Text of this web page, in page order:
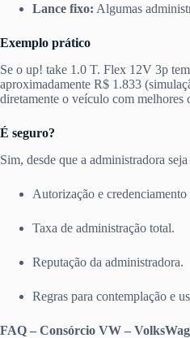
Lance fixo: Algumas
Exemplo prático
Se o up! take 1.0 T. Flex 12V 3p
aproximadamente R$ 1.833
diretamente o veículo com melhores
É seguro?
Sim, desde que a administradora
Autorização e credenciamento
Taxa de administração total.
Reputação da administradora.
Regras para contemplação e
FAQ – Consórcio VW –